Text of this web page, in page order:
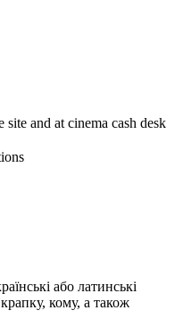
and at cinema cash desk
або латинські
кому, а також